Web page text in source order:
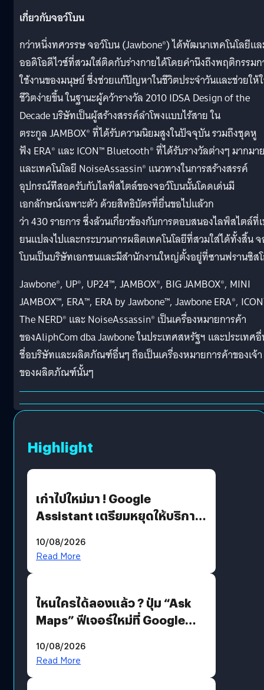
เกี่ยวกับจอว์โบน
กว่าหนึ่งทศวรรษ จอว์โบน (Jawbone®) ได้พัฒนาเทคโนโลยีแ
ออดิโอดีไวซ์ที่สวมใส่ติดกับร่างกายได้โดยคำนึงถึงพฤติกรรมก
ใช้งานของมนุษย์ ซึ่งช่วยแก้ปัญหาในชีวิตประจำวันและช่วยให้
ชีวิตง่ายขึ้น ในฐานะผู้คว้ารางวัล 2010 IDSA Design of the
Decade บริษัทเป็นผู้สร้างสรรค์ลำโพงแบบไร้สาย ใน
ตระกูล JAMBOX® ที่ได้รับความนิยมสูงในปัจจุบัน รวมถึงชุดหู
ฟัง ERA® และ ICON™ Bluetooth® ที่ได้รับรางวัลต่างๆ มากมา
และเทคโนโลยี NoiseAssassin® แนวทางในการสร้างสรรค์
อุปกรณ์ที่สอดรับกับไลฟ์สไตล์ของจอว์โบนนั้นโดดเด่นมี
เอกลักษณ์เฉพาะตัว ด้วยสิทธิบัตรที่ยื่นขอไปแล้วก
ว่า 430 รายการ ซึ่งล้วนเกี่ยวข้องกับการตอบสนองไลฟ์สไตล์ที่
ยนแปลงไปและกระบวนการผลิตเทคโนโลยีที่สวมใส่ได้ทั้งสิ้น
โบนเป็นบริษัทเอกชนและมีสำนักงานใหญ่ตั้งอยู่ที่ซานฟรานซิส
Jawbone®, UP®, UP24™, JAMBOX®, BIG JAMBOX®, MINI
JAMBOX™, ERA™, ERA by Jawbone™, Jawbone ERA®,
The NERD® และ NoiseAssassin® เป็นเครื่องหมายการค้า
ของAliphCom dba Jawbone ในประเทศสหรัฐฯ และประเทศ
ชื่อบริษัทและผลิตภัณฑ์อื่นๆ ถือเป็นเครื่องหมายการค้าของเจ้า
ของผลิตภัณฑ์นั้นๆ
Highlight
เก่าไปใหม่มา ! Google
Assistant เตรียมหยุดให้บริการ
แทน
10/08/2026
Read More
ไหนใครได้ลองแล้ว ? ปุ่ม “Ask
Maps” ฟีเจอร์ใหม่ที่ Google
คุยกับแผนที่ได้แล้ว
10/08/2026
Read More